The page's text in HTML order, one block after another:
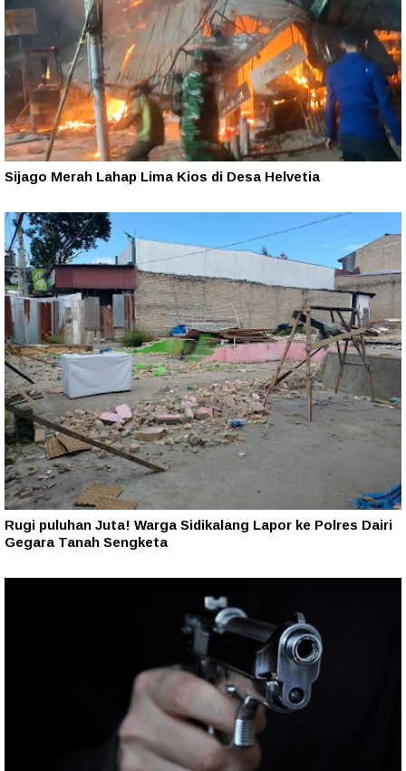
Sijago Merah Lahap Lima Kios di Desa Helvetia
Rugi puluhan Juta! Warga Sidikalang Lapor ke Polres Dairi
Gegara Tanah Sengketa